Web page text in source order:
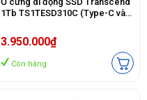
1Tb TS1TESD310C (Type-C và
Đen)
3.950.000₫
Còn hàng